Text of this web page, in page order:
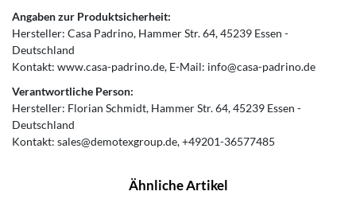
Angaben zur Produktsicherheit:
Hersteller: Casa Padrino Hammer Str.64 45239 Essen
Deutschland
Kontakt: www.casa-padrino.de E-Mail: info@casa-padrino.de
Verantwortliche Person:
Hersteller: Florian Schmidt Hammer Str.64 45239 Essen
Deutschland
Kontakt: sales@demotexgroup.de +49201-36577485
Ähnliche Artikel